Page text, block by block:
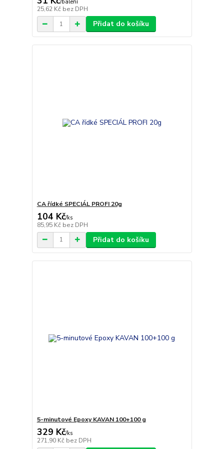
/balení
25,62 Kč bez DPH
Přidat do košíku
CA řídké SPECIÁL PROFI 20g
104 Kč/ks
85,95 Kč bez DPH
Přidat do košíku
5-minutové Epoxy KAVAN 100+100 g
329 Kč/ks
271,90 Kč bez DPH